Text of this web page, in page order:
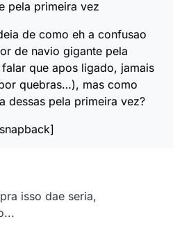
pela primeira vez
de como eh a confusao
de navio gigante pela
que apos ligado, jamais
quebras…), mas como
dessas pela primeira vez?
isso dae seria,